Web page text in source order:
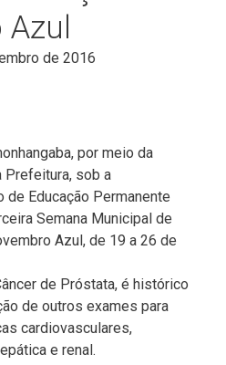
Azul
de 2016
por meio da
Prefeitura, sob a
de Educação Permanente
Semana Municipal de
Azul, de 19 a 26 de
de Próstata, é histórico
de outros exames para
cardiovasculares,
e renal.